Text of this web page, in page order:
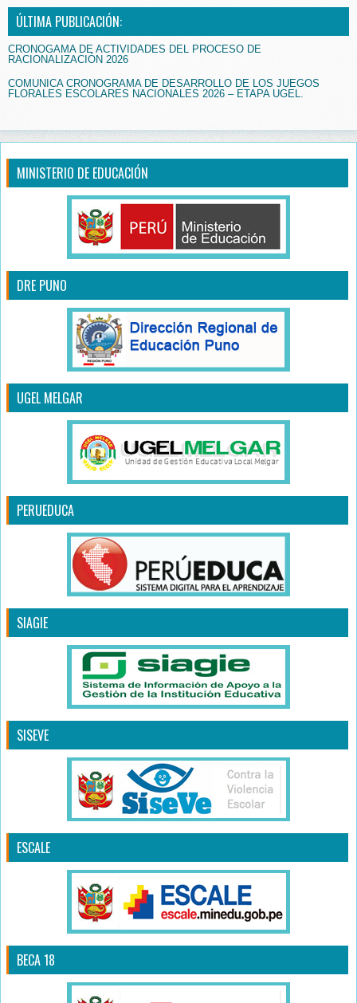
ÚLTIMA PUBLICACIÓN:
CRONOGAMA DE ACTIVIDADES DEL PROCESO DE
RACIONALIZACIÓN 2026
COMUNICA CRONOGRAMA DE DESARROLLO DE LOS JUEGOS
FLORALES ESCOLARES NACIONALES 2026 – ETAPA UGEL.
MINISTERIO DE EDUCACIÓN
DRE PUNO
UGEL MELGAR
PERUEDUCA
SIAGIE
SISEVE
ESCALE
BECA 18